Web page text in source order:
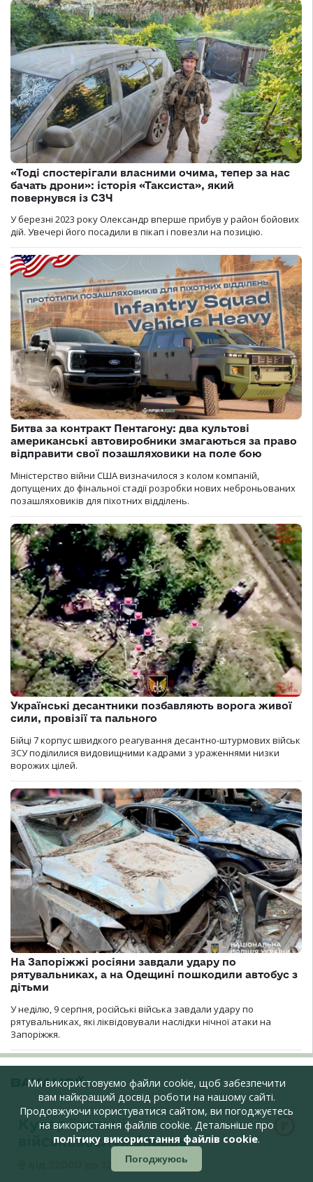
«Тоді спостерігали власними очима, тепер за нас
бачать дрони»: історія «Таксиста», який
повернувся із СЗЧ
У березні 2023 року Олександр вперше прибув у район бойових
дій. Увечері його посадили в пікап і повезли на позицію.
Битва за контракт Пентагону: два культові
американські автовиробники змагаються за право
відправити свої позашляховики на поле бою
Міністерство війни США визначилося з колом компаній,
допущених до фінальної стадії розробки нових неброньованих
позашляховиків для піхотних відділень.
Українські десантники позбавляють ворога живої
сили, провізії та пального
Бійці 7 корпус швидкого реагування десантно-штурмових військ
ЗСУ поділилися видовищними кадрами з ураженнями низки
ворожих цілей.
На Запоріжжі росіяни завдали удару по
рятувальниках, а на Одещині пошкодили автобус з
дітьми
У неділю, 9 серпня, російські війська завдали удару по
рятувальниках, які ліквідовували наслідки нічної атаки на
Запоріжжя.
ВАКАНСІЇ
Кухар їдальні,
військовослужбовець
від 22000 до 122000 грн
Ми використовуємо файли cookie, щоб забезпечити
вам найкращий досвід роботи на нашому сайті.
Продовжуючи користуватися сайтом, ви погоджуєтесь
на використання файлів cookie. Детальніше про
політику використання файлів cookie.
Погоджуюсь